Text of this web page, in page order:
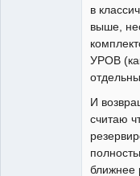
в
выше,
УРОВ
И
считаю
ближнее